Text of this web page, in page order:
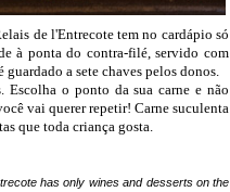
de l'Entrecote tem no cardápio só
à ponta do contra-filé, servido com
guardado a sete chaves pelos donos.
Escolha o ponto da sua carne e não
vai querer repetir! Carne suculenta
que toda criança gosta.
has only wines and desserts on the